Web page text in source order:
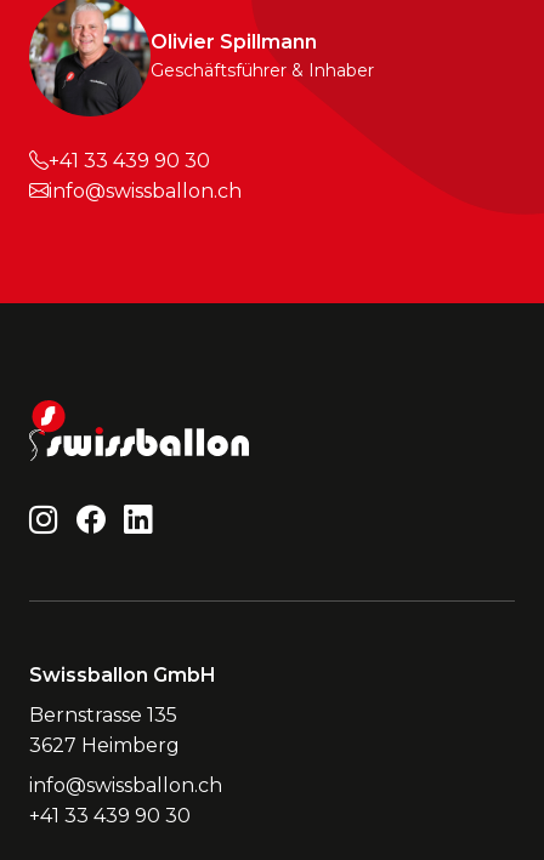
Olivier Spillmann
Geschäftsführer & Inhaber
+41 33 439 90 30
info@swissballon.ch
Swissballon GmbH
Bernstrasse 135
3627 Heimberg
info@swissballon.ch
+41 33 439 90 30